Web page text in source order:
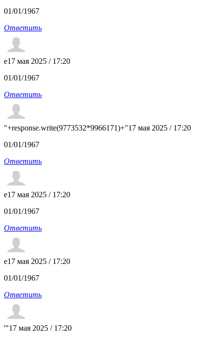
01/01/1967
Ответить
e17 мая 2025 / 17:20
01/01/1967
Ответить
"+response.write(9773532*9966171)+"17 мая 2025 / 17:20
01/01/1967
Ответить
e17 мая 2025 / 17:20
01/01/1967
Ответить
e17 мая 2025 / 17:20
01/01/1967
Ответить
'"17 мая 2025 / 17:20